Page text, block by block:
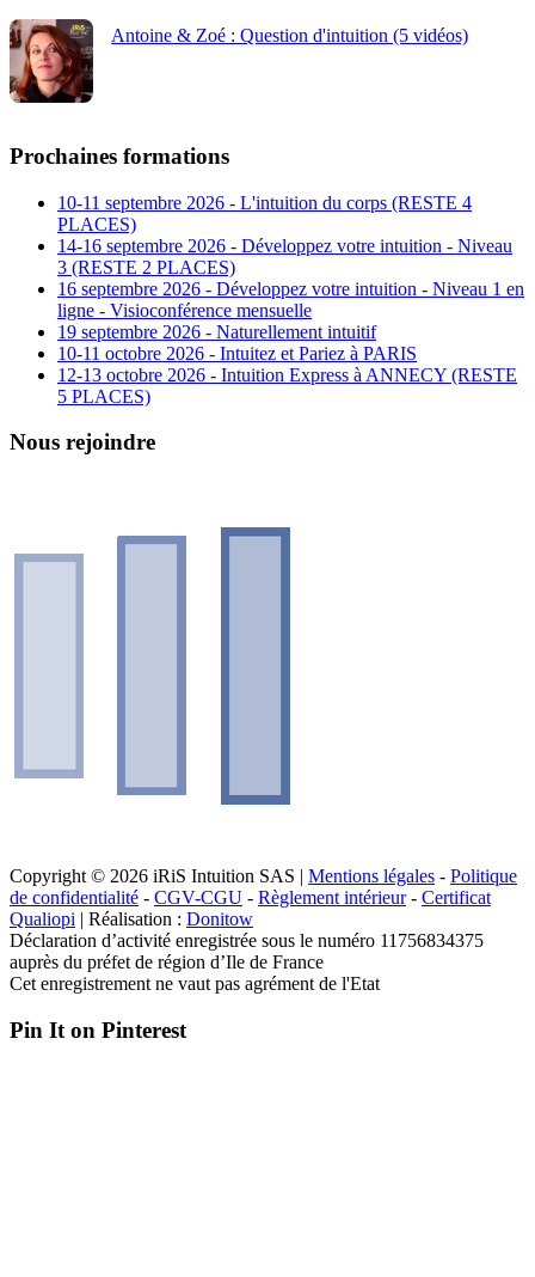
Antoine & Zoé : Question d'intuition (5 vidéos)
Prochaines formations
10-11 septembre 2026 - L'intuition du corps (RESTE 4
PLACES)
14-16 septembre 2026 - Développez votre intuition - Niveau
3 (RESTE 2 PLACES)
16 septembre 2026 - Développez votre intuition - Niveau 1 en
ligne - Visioconférence mensuelle
19 septembre 2026 - Naturellement intuitif
10-11 octobre 2026 - Intuitez et Pariez à PARIS
12-13 octobre 2026 - Intuition Express à ANNECY (RESTE
5 PLACES)
Nous rejoindre
Copyright © 2026 iRiS Intuition SAS | Mentions légales - Politique
de confidentialité - CGV-CGU - Règlement intérieur- Certificat
Qualiopi | Réalisation : Donitow
Déclaration d’activité enregistrée sous le numéro 11756834375
auprès du préfet de région d’Ile de France
Cet enregistrement ne vaut pas agrément de l'Etat
Pin It on Pinterest